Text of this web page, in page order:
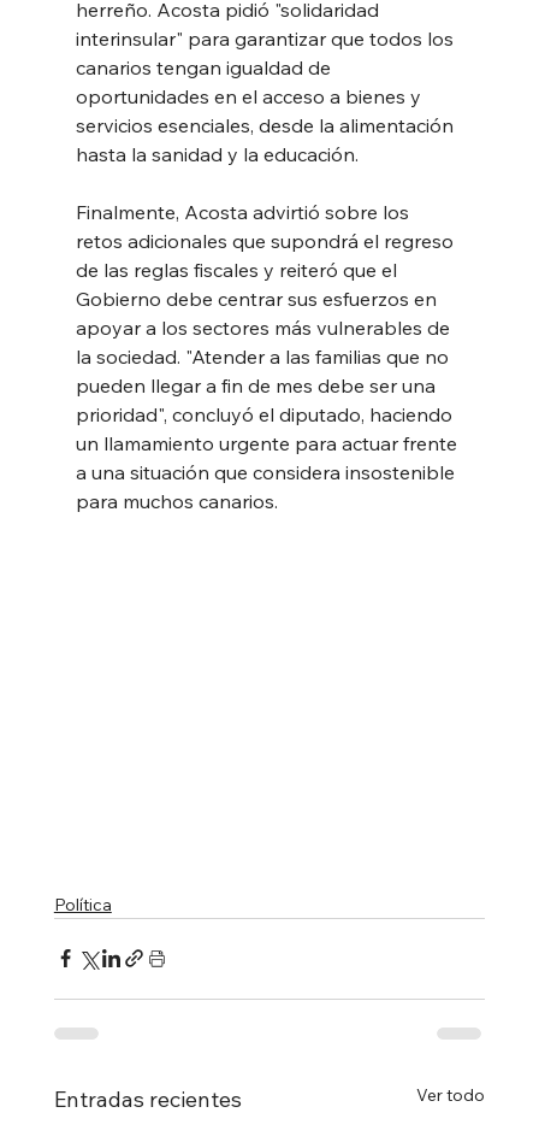
herreño. Acosta pidió "solidaridad
interinsular" para garantizar que todos los
canarios tengan igualdad de
oportunidades en el acceso a bienes y
servicios esenciales, desde la alimentación
hasta la sanidad y la educación.
Finalmente, Acosta advirtió sobre los
retos adicionales que supondrá el regreso
de las reglas fiscales y reiteró que el
Gobierno debe centrar sus esfuerzos en
apoyar a los sectores más vulnerables de
la sociedad. "Atender a las familias que no
pueden llegar a fin de mes debe ser una
prioridad", concluyó el diputado, haciendo
un llamamiento urgente para actuar frente
a una situación que considera insostenible
para muchos canarios.
Política
Entradas recientes Ver todo